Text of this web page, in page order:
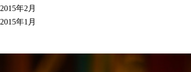
2015年2月
2015年1月